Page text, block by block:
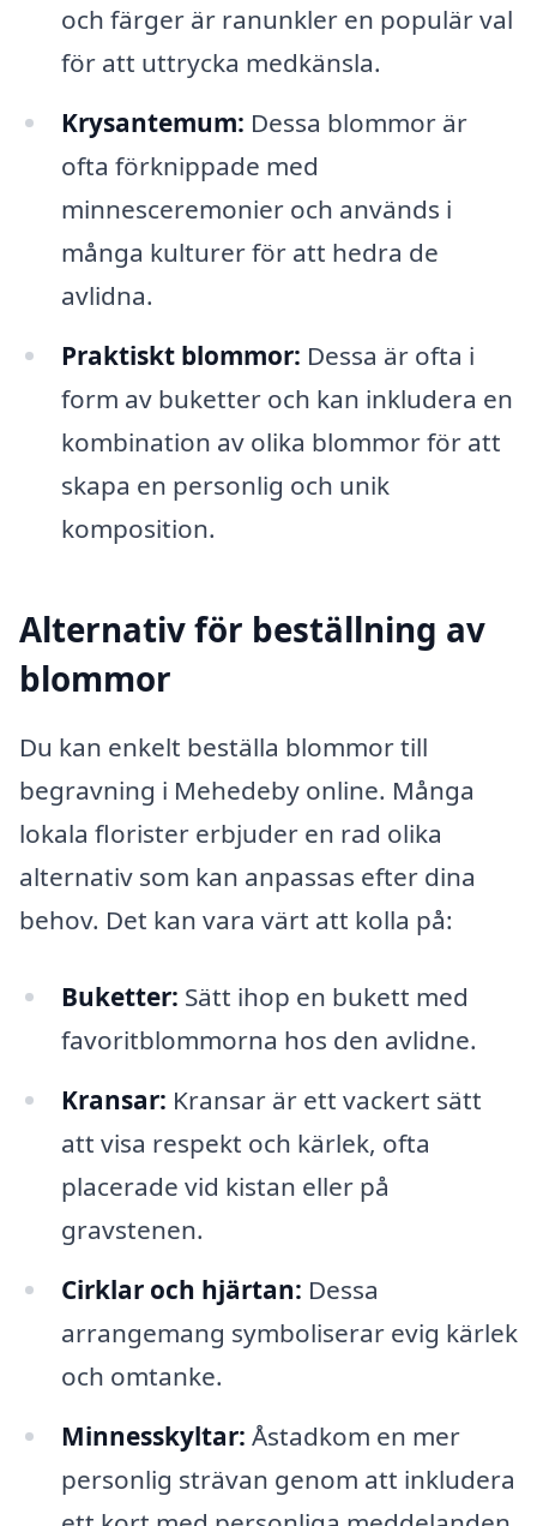
och färger är ranunkler en populär val
för att uttrycka medkänsla.
Krysantemum: Dessa blommor är
ofta förknippade med
minnesceremonier och används i
många kulturer för att hedra de
avlidna.
Praktiskt blommor: Dessa är ofta i
form av buketter och kan inkludera en
kombination av olika blommor för att
skapa en personlig och unik
komposition.
Alternativ för beställning av
blommor
Du kan enkelt beställa blommor till
begravning i Mehedeby online. Många
lokala florister erbjuder en rad olika
alternativ som kan anpassas efter dina
behov. Det kan vara värt att kolla på:
Buketter: Sätt ihop en bukett med
favoritblommorna hos den avlidne.
Kransar: Kransar är ett vackert sätt
att visa respekt och kärlek, ofta
placerade vid kistan eller på
gravstenen.
Cirklar och hjärtan: Dessa
arrangemang symboliserar evig kärlek
och omtanke.
Minnesskyltar: Åstadkom en mer
personlig strävan genom att inkludera